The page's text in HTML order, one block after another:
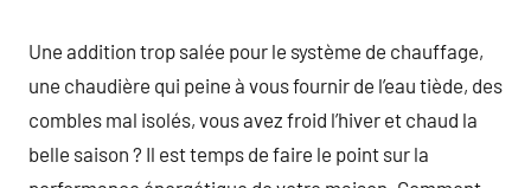
Une addition trop salée pour le système de chauffage,
une chaudière qui peine à vous fournir de l’eau tiède, des
combles mal isolés, vous avez froid l’hiver et chaud la
belle saison ? Il est temps de faire le point sur la